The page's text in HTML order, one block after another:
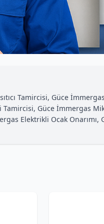
Tamircisi, Güce
Güce İmmergas
Elektrikli Ocak Onarımı,